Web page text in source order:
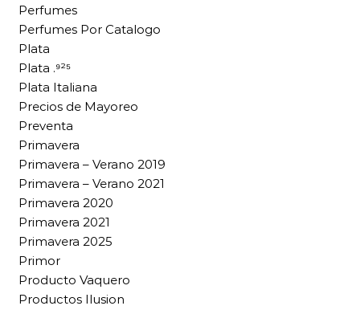
Perfumes
Perfumes Por Catalogo
Plata
Plata .⁹²⁵
Plata Italiana
Precios de Mayoreo
Preventa
Primavera
Primavera – Verano 2019
Primavera – Verano 2021
Primavera 2020
Primavera 2021
Primavera 2025
Primor
Producto Vaquero
Productos Ilusion